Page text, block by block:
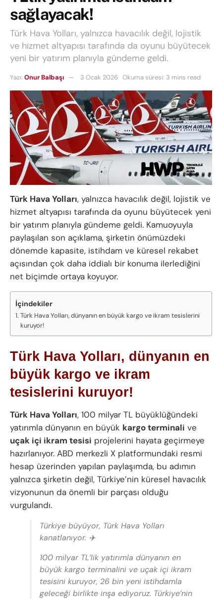
sağlayacak!
Türk Hava Yolları, yalnızca havacılık değil, lojistik
ve hizmet altyapısı tarafında da oyunu büyütecek
yeni bir yatırım planıyla gündeme geldi.
Yazı: Onur Balbaşı 3 Ocak 2026 Okuma süresi: 3 mins read
Türk Hava Yolları, yalnızca havacılık değil, lojistik ve
hizmet altyapısı tarafında da oyunu büyütecek yeni
bir yatırım planıyla gündeme geldi. Kamuoyuyla
paylaşılan son açıklama, şirketin önümüzdeki
dönemde kapasite, istihdam ve küresel rekabet
açısından çok daha iddialı bir konuma ilerlediğini
net biçimde ortaya koyuyor.
İçindekiler
Türk Hava Yolları, dünyanın en büyük kargo ve ikram tesislerini
kuruyor!
Türk Hava Yolları, dünyanın en
büyük kargo ve ikram
tesislerini kuruyor!
Türk Hava Yolları, 100 milyar TL büyüklüğündeki
yatırımla dünyanın en büyük kargo terminali ve
uçak içi ikram tesisi projelerini hayata geçirmeye
hazırlanıyor. ABD merkezli X platformundaki resmi
hesap üzerinden yapılan paylaşımda, bu adımın
yalnızca şirketin değil, Türkiye’nin küresel havacılık
vizyonunun da önemli bir parçası olduğu
vurgulandı.
Türkiye büyüyor, Türk Hava Yolları
kanatlanıyor. ✈️
100 milyar TL’lik yatırımla dünyanın en
büyük kargo terminalini ve uçak içi ikram
tesisini kuruyor, 26 bin yeni istihdamla
geleceği birlikte inşa ediyoruz. Türkiye’nin